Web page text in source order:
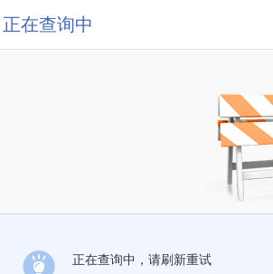
正在查询中
正在查询中，请刷新重试